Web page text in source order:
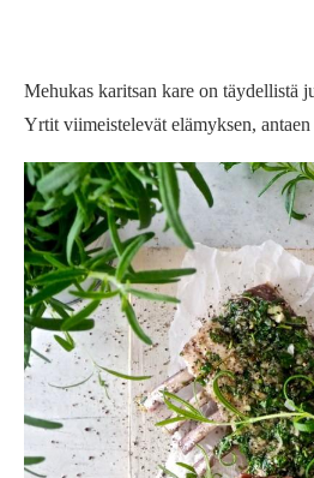
Mehukas karitsan kare on täydellistä
Yrtit viimeistelevät elämyksen,